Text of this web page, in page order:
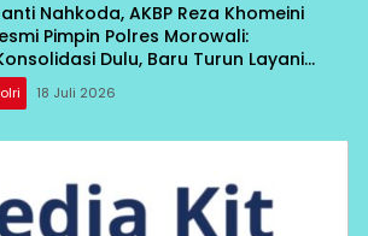
Nahkoda, AKBP Reza Khomeini
Pimpin Polres Morowali:
Dulu, Baru Turun Layani
18 Juli 2026